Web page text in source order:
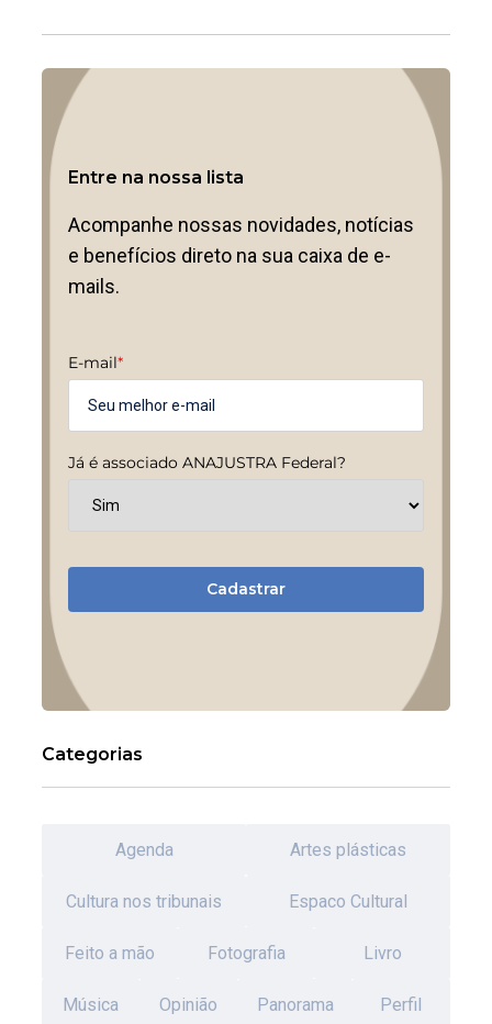
Entre na nossa lista
Acompanhe nossas novidades, notícias
e benefícios direto na sua caixa de e-
mails.
E-mail*
Já é associado ANAJUSTRA Federal?
Cadastrar
Categorias
Agenda Artes plásticas
Cultura nos tribunais Espaco Cultural
Feito a mão Fotografia Livro
Música Opinião Panorama Perfil